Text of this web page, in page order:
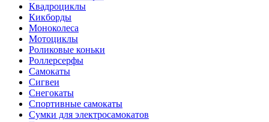
Квадроциклы
Кикборды
Моноколеса
Мотоциклы
Роликовые коньки
Роллерсерфы
Самокаты
Сигвеи
Снегокаты
Спортивные самокаты
Сумки для электросамокатов